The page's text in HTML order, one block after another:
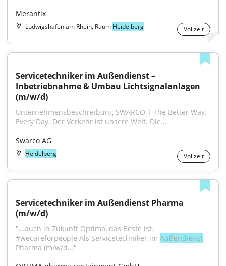
Merantix
Ludwigshafen am Rhein, Raum Heidelberg Vollzeit
Servicetechniker im Außendienst –
Inbetriebnahme & Umbau Lichtsignalanlagen
(m/w/d)
Unternehmensbeschreibung SWARCO | The Better Way.
Every Day. Der Verkehr ist unsere Welt. Die...
Swarco AG
Heidelberg Vollzeit
Servicetechniker im Außendienst Pharma
(m/w/d)
"...auch in Zukunft Optima, das Beste ist.
#wecareforpeople Als Servicetechniker im Außendienst
Pharma (m/w/d..."